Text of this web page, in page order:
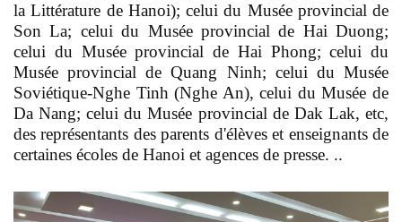
la Littérature de Hanoi); celui du Musée provincial de
Son La; celui du Musée provincial de Hai Duong;
celui du Musée provincial de Hai Phong; celui du
Musée provincial de Quang Ninh; celui du Musée
Soviétique-Nghe Tinh (Nghe An), celui du Musée de
Da Nang; celui du Musée provincial de Dak Lak, etc,
des représentants des parents d'élèves et enseignants de
certaines écoles de Hanoi et agences de presse. ..